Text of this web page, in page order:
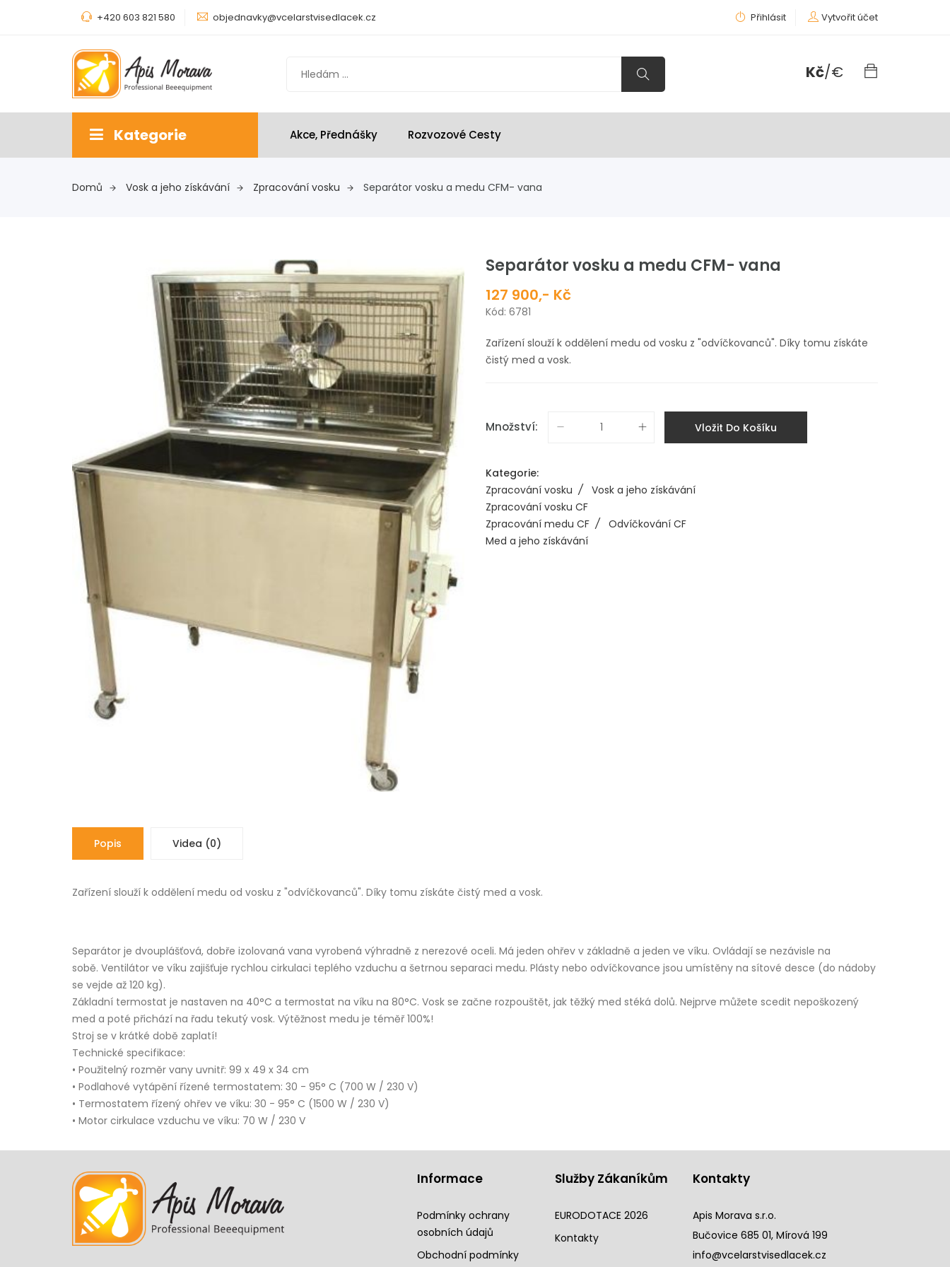
+420 603 821 580 objednavky@vcelarstvisedlacek.cz Přihlásit Vytvořit účet
Kč/€
Kategorie Akce, Přednášky Rozvozové Cesty
Domů Vosk a jeho získávání Zpracování vosku Separátor vosku a medu CFM- vana
Separátor vosku a medu CFM- vana
127 900,- Kč
Kód: 6781
Zařízení slouží k oddělení medu od vosku z "odvíčkovanců". Díky tomu získáte
čistý med a vosk.
Množství: Vložit Do Košíku
Kategorie:
Zpracování vosku / Vosk a jeho získávání
Zpracování vosku CF
Zpracování medu CF / Odvíčkování CF
Med a jeho získávání
Popis Videa (0)
Zařízení slouží k oddělení medu od vosku z "odvíčkovanců". Díky tomu získáte čistý med a vosk.
Separátor je dvouplášťová, dobře izolovaná vana vyrobená výhradně z nerezové oceli. Má jeden ohřev v základně a jeden ve víku. Ovládají se nezávisle na
sobě. Ventilátor ve víku zajišťuje rychlou cirkulaci teplého vzduchu a šetrnou separaci medu. Plásty nebo odvíčkovance jsou umístěny na sítové desce (do nádoby
se vejde až 120 kg).
Základní termostat je nastaven na 40°C a termostat na víku na 80°C. Vosk se začne rozpouštět, jak těžký med stéká dolů. Nejprve můžete scedit nepoškozený
med a poté přichází na řadu tekutý vosk. Výtěžnost medu je téměř 100%!
Stroj se v krátké době zaplatí!
Technické specifikace:
• Použitelný rozměr vany uvnitř: 99 x 49 x 34 cm
• Podlahové vytápění řízené termostatem: 30 - 95° C (700 W / 230 V)
• Termostatem řízený ohřev ve víku: 30 - 95° C (1500 W / 230 V)
• Motor cirkulace vzduchu ve víku: 70 W / 230 V
Informace
Podmínky ochrany
osobních údajů
Obchodní podmínky
Služby Zákaníkům
EURODOTACE 2026
Kontakty
Kontakty
Apis Morava s.r.o.
Bučovice 685 01, Mírová 199
info@vcelarstvisedlacek.cz